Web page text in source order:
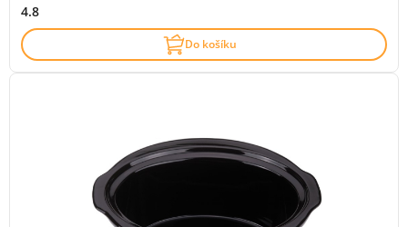
4.8
Do košíku